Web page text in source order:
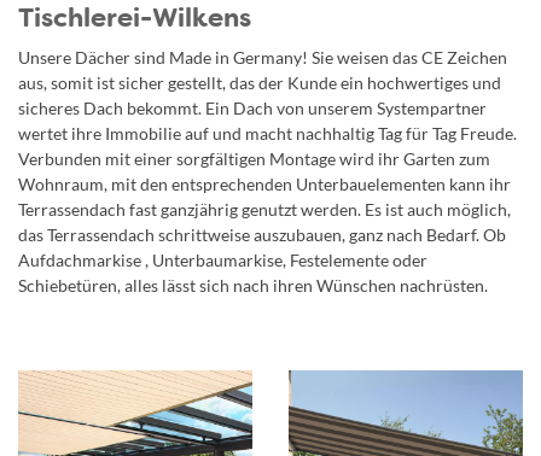
Tischlerei-Wilkens
Unsere Dächer sind Made in Germany! Sie weisen das CE Zeichen
aus, somit ist sicher gestellt, das der Kunde ein hochwertiges und
sicheres Dach bekommt. Ein Dach von unserem Systempartner
wertet ihre Immobilie auf und macht nachhaltig Tag für Tag Freude.
Verbunden mit einer sorgfältigen Montage wird ihr Garten zum
Wohnraum, mit den entsprechenden Unterbauelementen kann ihr
Terrassendach fast ganzjährig genutzt werden. Es ist auch möglich,
das Terrassendach schrittweise auszubauen, ganz nach Bedarf. Ob
Aufdachmarkise , Unterbaumarkise, Festelemente oder
Schiebetüren, alles lässt sich nach ihren Wünschen nachrüsten.